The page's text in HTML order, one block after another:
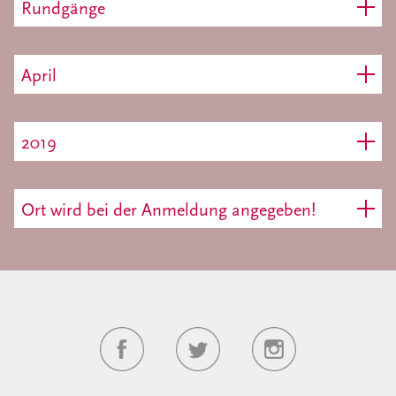
Rundgänge
April
2019
Ort wird bei der Anmeldung angegeben!